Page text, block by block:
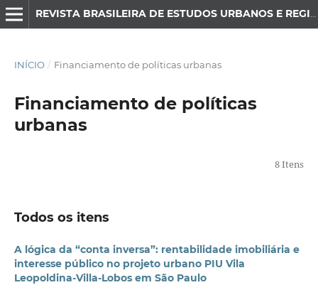
INÍCIO / Financiamento de políticas urbanas
Financiamento de políticas
urbanas
8 Itens
Todos os itens
A lógica da “conta inversa”: rentabilidade imobiliária e
interesse público no projeto urbano PIU Vila
Leopoldina-Villa-Lobos em São Paulo